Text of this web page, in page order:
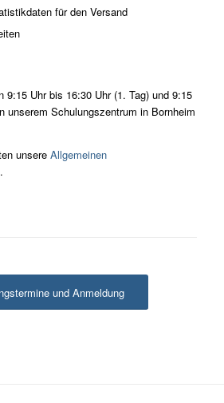
für den Versand
9:15 Uhr bis 16:30 Uhr (1. Tag) und 9:15
unserem Schulungszentrum in Bornheim
unsere Allgemeinen
.
und Anmeldung